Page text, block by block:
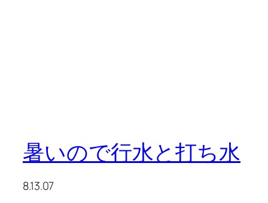
暑いので行水と打ち水
8.13.07